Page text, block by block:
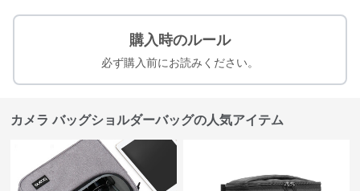
購入時のルール
必ず購入前にお読みください。
カメラ バッグショルダーバッグの人気アイテム